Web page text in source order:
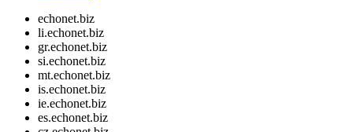
echonet.biz
li.echonet.biz
gr.echonet.biz
si.echonet.biz
mt.echonet.biz
is.echonet.biz
ie.echonet.biz
es.echonet.biz